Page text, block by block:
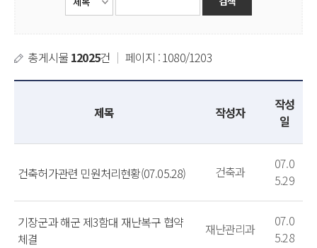
총게시물 12025건 ｜ 페이지 : 1080/1203
제목 작성자
작성
일
건축허가관련 민원처리현황(07.05.28) 건축과
07.0
5.29
기장군과 해군 제3함대 재난복구 협약
체결
재난관리과
07.0
5.28